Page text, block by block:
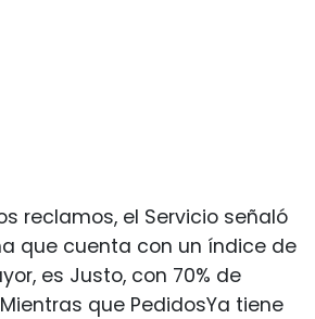
reclamos, el Servicio señaló
que cuenta con un índice de
es Justo, con 70% de
que PedidosYa tiene